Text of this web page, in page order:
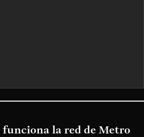
funciona la red de Metro